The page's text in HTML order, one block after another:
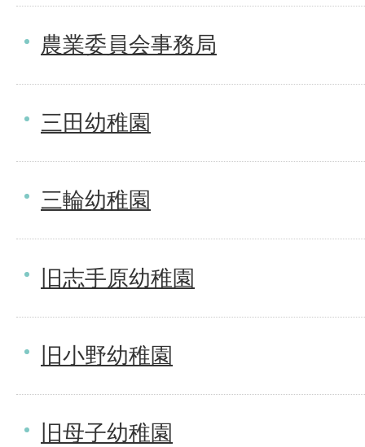
農業委員会事務局
三田幼稚園
三輪幼稚園
旧志手原幼稚園
旧小野幼稚園
旧母子幼稚園